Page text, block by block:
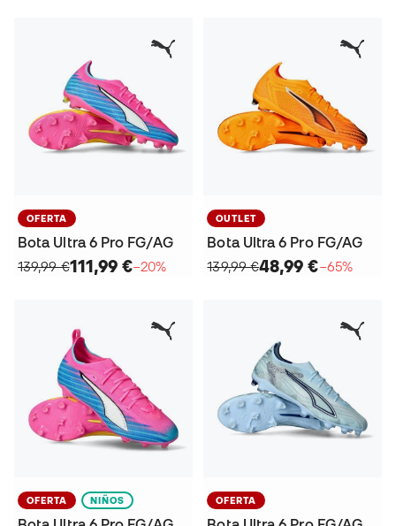
OFERTA
Bota Ultra 6 Pro FG/AG
139,99 €111,99 €−20%
OUTLET
Bota Ultra 6 Pro FG/AG
139,99 €48,99 €−65%
OFERTA NIÑOS OFERTA